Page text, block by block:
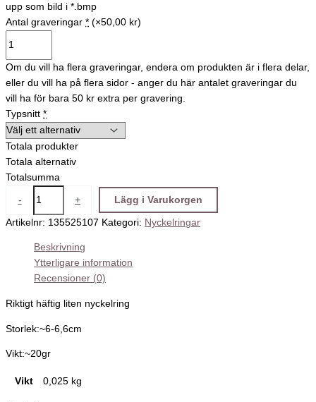
upp som bild i *.bmp
Antal graveringar * (×50,00 kr)
Om du vill ha flera graveringar, endera om produkten är i flera delar,
eller du vill ha på flera sidor - anger du här antalet graveringar du
vill ha för bara 50 kr extra per gravering.
Typsnitt *
Totala produkter
Totala alternativ
Totalsumma
- + Lägg i Varukorgen
Artikelnr: 135525107 Kategori: Nyckelringar
Beskrivning
Ytterligare information
Recensioner (0)
Riktigt häftig liten nyckelring
Storlek:~6-6,6cm
Vikt:~20gr
Vikt 0,025 kg